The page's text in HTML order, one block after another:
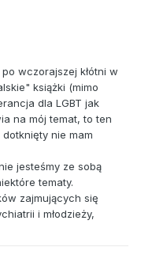
wczorajszej kłótni w
książki (mimo
dla LGBT jak
na mój temat, to ten
nie mam
jesteśmy ze sobą
tematy.
zajmujących się
i młodzieży,